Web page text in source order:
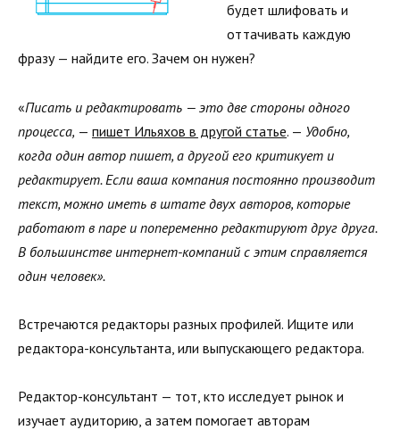
будет шлифовать и
оттачивать каждую
фразу — найдите его. Зачем он нужен?
«Писать и редактировать — это две стороны одного
процесса, — пишет Ильяхов в другой статье. — Удобно,
когда один автор пишет, а другой его критикует и
редактирует. Если ваша компания постоянно производит
текст, можно иметь в штате двух авторов, которые
работают в паре и попеременно редактируют друг друга.
В большинстве интернет-компаний с этим справляется
один человек».
Встречаются редакторы разных профилей. Ищите или
редактора-консультанта, или выпускающего редактора.
Редактор-консультант — тот, кто исследует рынок и
изучает аудиторию, а затем помогает авторам